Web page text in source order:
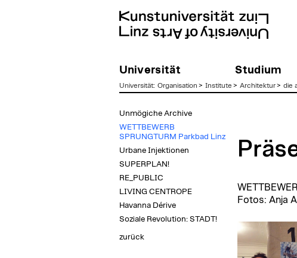
Universität Studium
Universität: Organisation > Institute > Architektur> die
Unmögiche Archive
WETTBEWERB
SPRUNGTURM Parkbad Linz
Urbane Injektionen
SUPERPLAN!
RE_PUBLIC
LIVING CENTROPE
Havanna Dérive
Soziale Revolution: STADT!
zurück
Fotos: Anja